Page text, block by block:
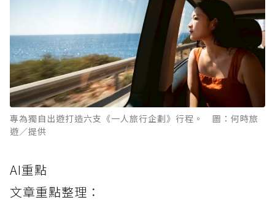
專為獨自出遊打造六支《一人旅行企劃》行程。 圖：何時旅
遊／提供
AI重點
文章重點整理：